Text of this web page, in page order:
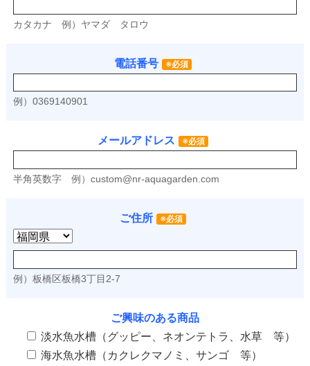
カタカナ 例）ヤマダ タロウ
電話番号 ※必須
例）0369140901
メールアドレス ※必須
半角英数字例） custom@nr-aquagarden.com
ご住所 ※必須
例）板橋区板橋3丁目2-7
ご興味のある商品
淡水魚水槽（グッピー、ネオンテトラ、水草 等）
海水魚水槽（カクレクマノミ、サンゴ 等）